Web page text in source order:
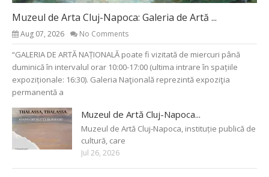
Muzeul de Arta Cluj-Napoca: Galeria de Artă ...
Aug 07, 2026 No Comments
“GALERIA DE ARTĂ NAȚIONALĂ poate fi vizitată de miercuri până
duminică în intervalul orar 10:00-17:00 (ultima intrare în spațiile
expoziționale: 16:30). Galeria Naţională reprezintă expoziţia
permanentă a
Muzeul de Artă Cluj-Napoca...
Muzeul de Artă Cluj-Napoca, instituție publică de
cultură, care
Jul 26, 2026